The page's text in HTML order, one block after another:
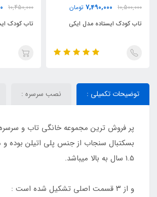
10,500,000
7,490,000 تومان
تاب کودک ایستاده مدل ایکی
10,450,000
تاب کودک
توضیحات تکمیلی : نصب سرسره :
پر فروش ترین مجموعه خانگی تاب و
بسکتبال سنجاب از جنس پلی اتیلن بوده
1.5 سال به بالا میباشد.
و از ۳ قسمت اصلی تشکیل شده است :